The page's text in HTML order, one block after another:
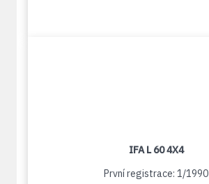
IFA L 60 4X4
První registrace: 1/1990